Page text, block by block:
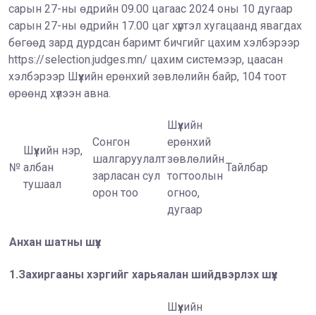
сарын 27-ны өдрийн 09.00 цагаас 2024 оны 10 дугаар
сарын 27-ны өдрийн 17.00 цаг хүртэл хугацаанд явагдах
бөгөөд зард дурдсан баримт бичгийг цахим хэлбэрээр
https://selection.judges.mn/ цахим системээр, цаасан
хэлбэрээр Шүүхийн ерөнхий зөвлөлийн байр, 104 тоот
өрөөнд хүлээн авна.
№
Шүүхийн нэр,
албан
тушаал
Сонгон
шалгаруулалт
зарласан сул
орон тоо
Шүүхийн
ерөнхий
зөвлөлийн
тогтоолын
огноо,
дугаар
Тайлбар
Анхан шатны шүүх
1.Захиргааны хэргийг харьяалан шийдвэрлэх шүүх
Шүүхийн